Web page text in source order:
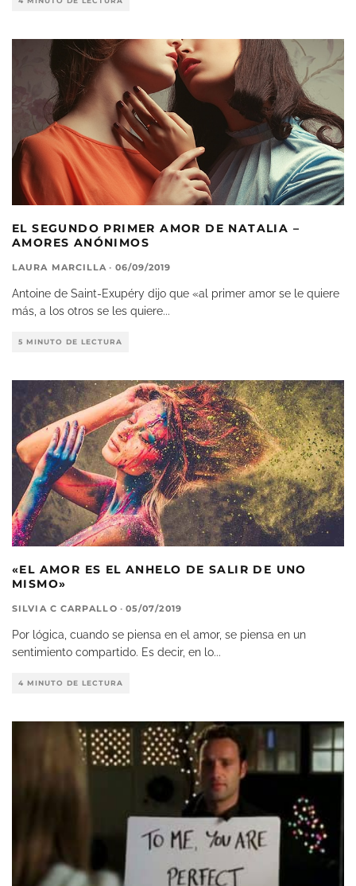
EL SEGUNDO PRIMER AMOR DE NATALIA –
AMORES ANÓNIMOS
LAURA MARCILLA · 06/09/2019
Antoine de Saint-Exupéry dijo que «al primer amor se le quiere
más, a los otros se les quiere...
5 MINUTO DE LECTURA
«EL AMOR ES EL ANHELO DE SALIR DE UNO
MISMO»
SILVIA C CARPALLO · 05/07/2019
Por lógica, cuando se piensa en el amor, se piensa en un
sentimiento compartido. Es decir, en lo...
4 MINUTO DE LECTURA